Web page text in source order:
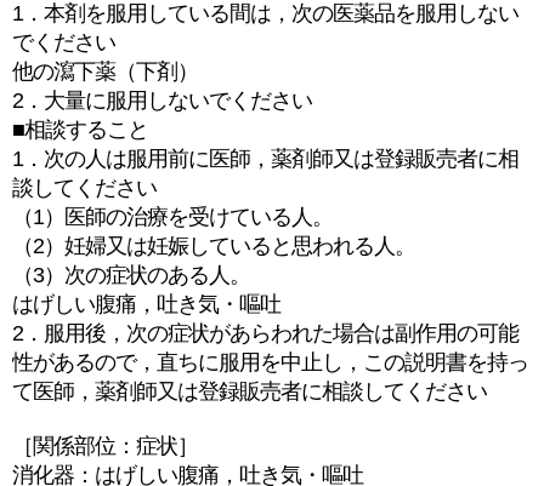
1．本剤を服用している間は，次の医薬品を服用しない
でください
他の瀉下薬（下剤）
2．大量に服用しないでください
■相談すること
1．次の人は服用前に医師，薬剤師又は登録販売者に相
談してください
（1）医師の治療を受けている人。
（2）妊婦又は妊娠していると思われる人。
（3）次の症状のある人。
はげしい腹痛，吐き気・嘔吐
2．服用後，次の症状があらわれた場合は副作用の可能
性があるので，直ちに服用を中止し，この説明書を持っ
て医師，薬剤師又は登録販売者に相談してください
［関係部位：症状］
消化器：はげしい腹痛，吐き気・嘔吐